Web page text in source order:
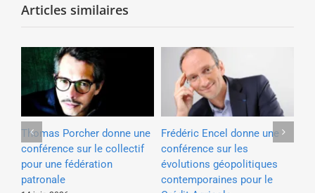
Articles similaires
Thomas Porcher donne une
conférence sur le collectif
pour une fédération
patronale
Frédéric Encel donne une
conférence sur les
évolutions géopolitiques
contemporaines pour le